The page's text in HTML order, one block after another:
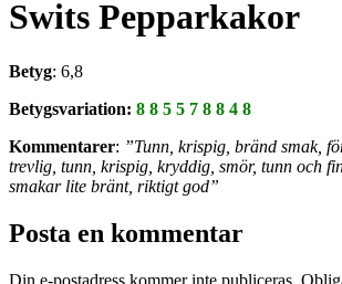
Swits Pepparkakor
Betyg: 6,8
Betygsvariation: 8 8 5 5 7 8 8 4 8
Kommentarer: ”Tunn, krispig, bränd smak,
trevlig, tunn, krispig, kryddig, smör, tunn och
smakar lite bränt, riktigt god”
Posta en kommentar
Din e-postadress kommer inte publiceras.